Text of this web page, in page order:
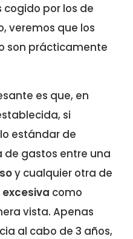
por los de
veremos que los
son prácticamente
es que, en
si
estándar de
gastos entre una
y cualquier otra de
como
vista. Apenas
al cabo de 3 años,